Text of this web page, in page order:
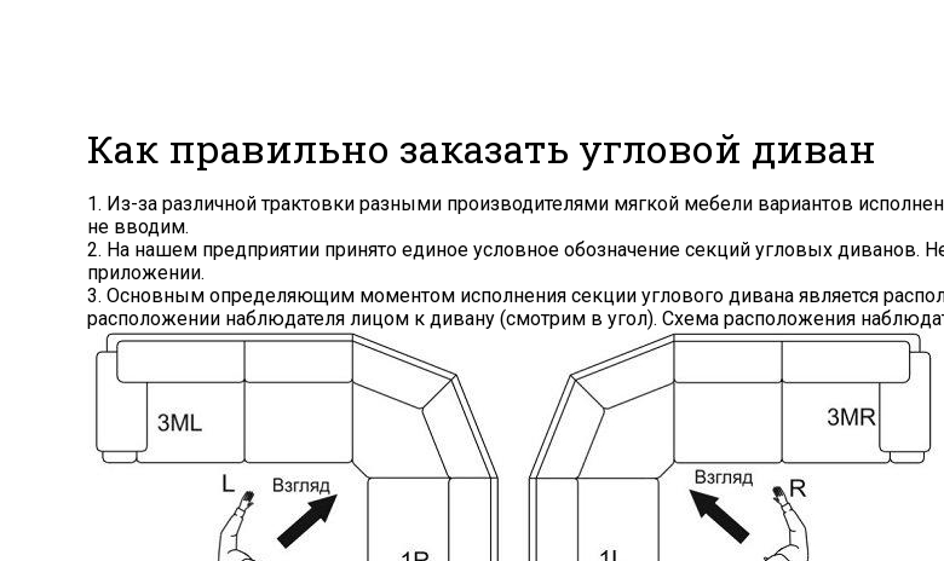
Я ознакомлен сПолитикойв
обработки персональных
согласен на их обработку.
Как правильно заказать угловой диван
1. Из-за различной трактовки разными производителями мягкой мебели вариантов
не вводим.
2. На нашем предприятии принято единое условное обозначение секций угловых
приложении.
3. Основным определяющим моментом исполнения секции углового дивана является
расположении наблюдателя лицом к дивану (смотрим в угол). Схема расположения